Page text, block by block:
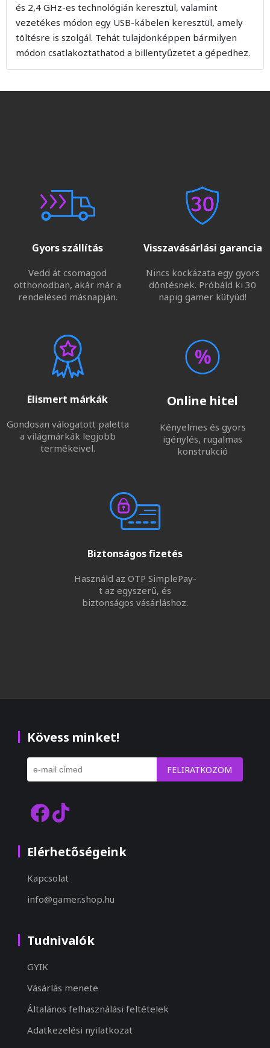
és 2,4 GHz-es technológián keresztül, valamint
vezetékes módon egy USB-kábelen keresztül, amely
töltésre is szolgál. Tehát tulajdonképpen bármilyen
módon csatlakoztathatod a billentyűzetet a gépedhez.
Gyors szállítás
Vedd át csomagod
otthonodban, akár már a
rendelésed másnapján.
Visszavásárlási garancia
Nincs kockázata egy gyors
döntésnek. Próbáld ki 30
napig gamer kütyüd!
Elismert márkák
Gondosan válogatott paletta
a világmárkák legjobb
termékeivel.
Online hitel
Kényelmes és gyors
igénylés, rugalmas
konstrukció
Biztonságos fizetés
Használd az OTP SimplePay-
t az egyszerű, és
biztonságos vásárláshoz.
Kövess minket!
FELIRATKOZOM
Elérhetőségeink
Kapcsolat
info@gamer.shop.hu
Tudnivalók
GYIK
Vásárlás menete
Általános felhasználási feltételek
Adatkezelési nyilatkozat